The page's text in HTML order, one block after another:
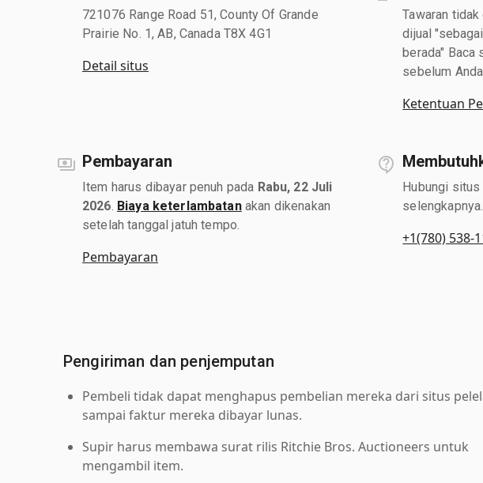
721076 Range Road 51, County Of Grande
Prairie No. 1, AB, Canada T8X 4G1
Detail situs
Tawaran
dijual
berada" Baca
sebelum
Ketentuan
Pembayaran
Item harus dibayar penuh pada Rabu, 22 Juli
2026 Biaya keterlambatanakan dikenakan
setelah tanggal jatuh tempo.
Pembayaran
Hubungi
selengkapnya.
+1(780) 538-
Pengiriman dan penjemputan
Pembeli tidak dapat menghapus pembelian mereka dari situs
sampai faktur mereka dibayar lunas.
Supir harus membawa surat rilis Ritchie Bros. Auctioneers untuk
mengambil item.